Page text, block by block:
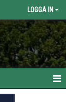
LOGGA IN